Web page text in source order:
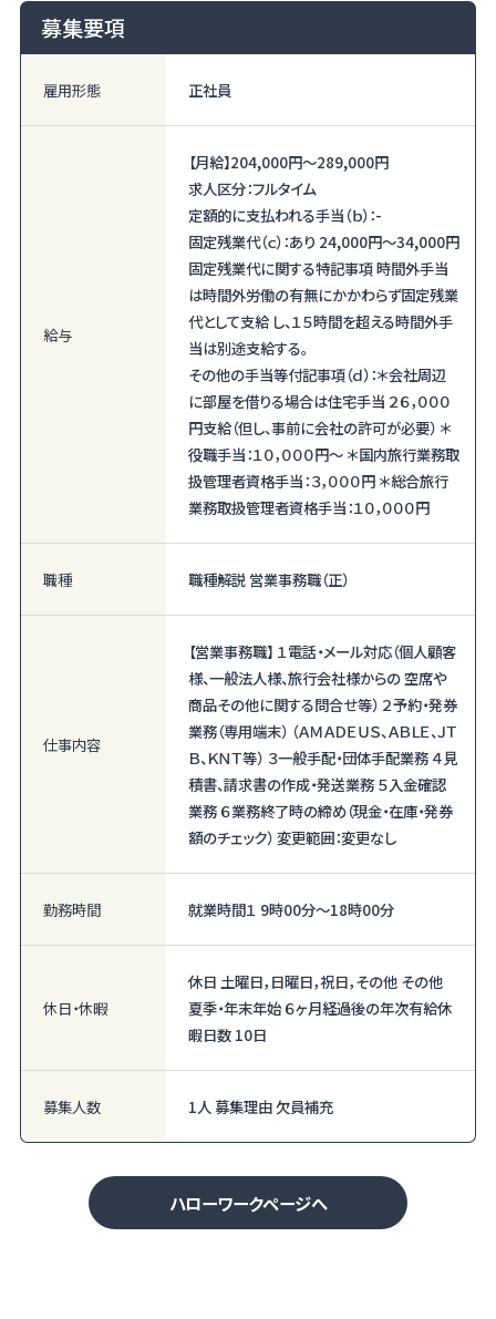
募集要項
雇用形態 正社員
給与
【月給】204,000円〜289,000円
求人区分：フルタイム
定額的に支払われる手当（ｂ）：-
固定残業代（ｃ）：あり 24,000円〜34,000円
固定残業代に関する特記事項 時間外手当
は時間外労働の有無にかかわらず固定残業
代として支給 し、１５時間を超える時間外手
当は別途支給する。
その他の手当等付記事項（ｄ）：＊会社周辺
に部屋を借りる場合は住宅手当 ２６，０００
円支給（但し、事前に会社の許可が必要） ＊
役職手当：１０，０００円～ ＊国内旅行業務取
扱管理者資格手当：３，０００円 ＊総合旅行
業務取扱管理者資格手当：１０，０００円
職種 職種解説 営業事務職（正）
仕事内容
【営業事務職】 １電話・メール対応（個人顧客
様、一般法人様、旅行会社様からの 空席や
商品その他に関する問合せ等） ２予約・発券
業務（専用端末） （ＡＭＡＤＥＵＳ、ＡＢＬＥ、ＪＴ
Ｂ、ＫＮＴ等） ３一般手配・団体手配業務 ４見
積書、請求書の作成・発送業務 ５入金確認
業務 ６業務終了時の締め（現金・在庫・発券
額のチェック） 変更範囲：変更なし
勤務時間 就業時間１ 9時00分〜18時00分
休日・休暇
休日 土曜日，日曜日，祝日，その他 その他
夏季・年末年始 ６ヶ月経過後の年次有給休
暇日数 10日
募集人数 1人 募集理由 欠員補充
ハローワークページへ